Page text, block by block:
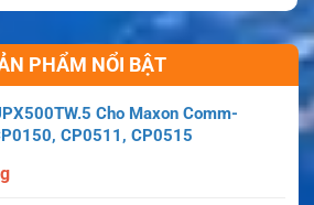
PHẨM NỔI BẬT
Cho Maxon Comm-
CP0511, CP0515